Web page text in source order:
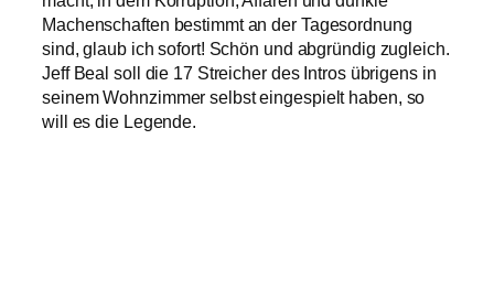
Machenschaften bestimmt an der Tagesordnung
sind, glaub ich sofort! Schön und abgründig zugleich.
Jeff Beal soll die 17 Streicher des Intros übrigens in
seinem Wohnzimmer selbst eingespielt haben, so
will es die Legende.